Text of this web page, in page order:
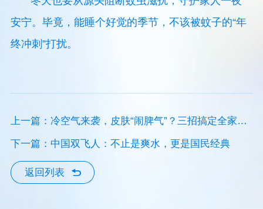
安宁。毕竟，能睡个好觉的季节，不该被蚊子的“年
终冲刺”打扰。
上一篇：冷空气来袭，皮肤“闹脾气”？三招搞定全家护
肤难题！
下一篇：中国双飞人：不止是爽水，更是国民经典
返回列表